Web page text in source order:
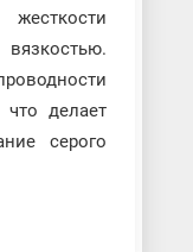
вязкостью.
делает
серого